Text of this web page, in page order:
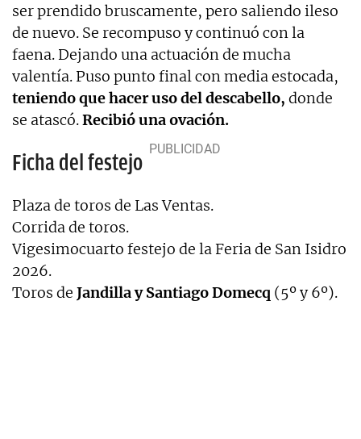
ser prendido bruscamente, pero saliendo ileso
de nuevo. Se recompuso y continuó con la
faena. Dejando una actuación de mucha
valentía. Puso punto final con media estocada,
teniendo que hacer uso del descabello, donde
se atascó.Recibió una ovación.
Ficha del festejo
Plaza de toros de Las Ventas.
Corrida de toros.
Vigesimocuarto festejo de la Feria de San Isidro
2026.
Toros de Jandilla y Santiago Domecq (5º y 6º).